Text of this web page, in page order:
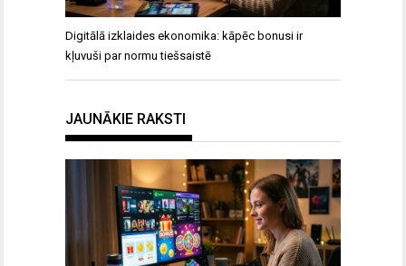
Digitālā izklaides ekonomika: kāpēc bonusi ir
kļuvuši par normu tiešsaistē
JAUNĀKIE RAKSTI